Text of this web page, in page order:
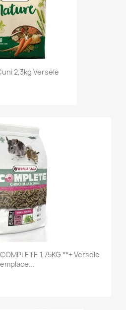
2,3kg Versele
1,75KG **+ Versele